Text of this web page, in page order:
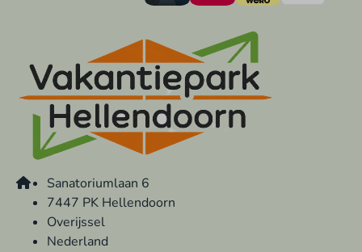
Sanatoriumlaan 6
7447 PK Hellendoorn
Overijssel
Nederland